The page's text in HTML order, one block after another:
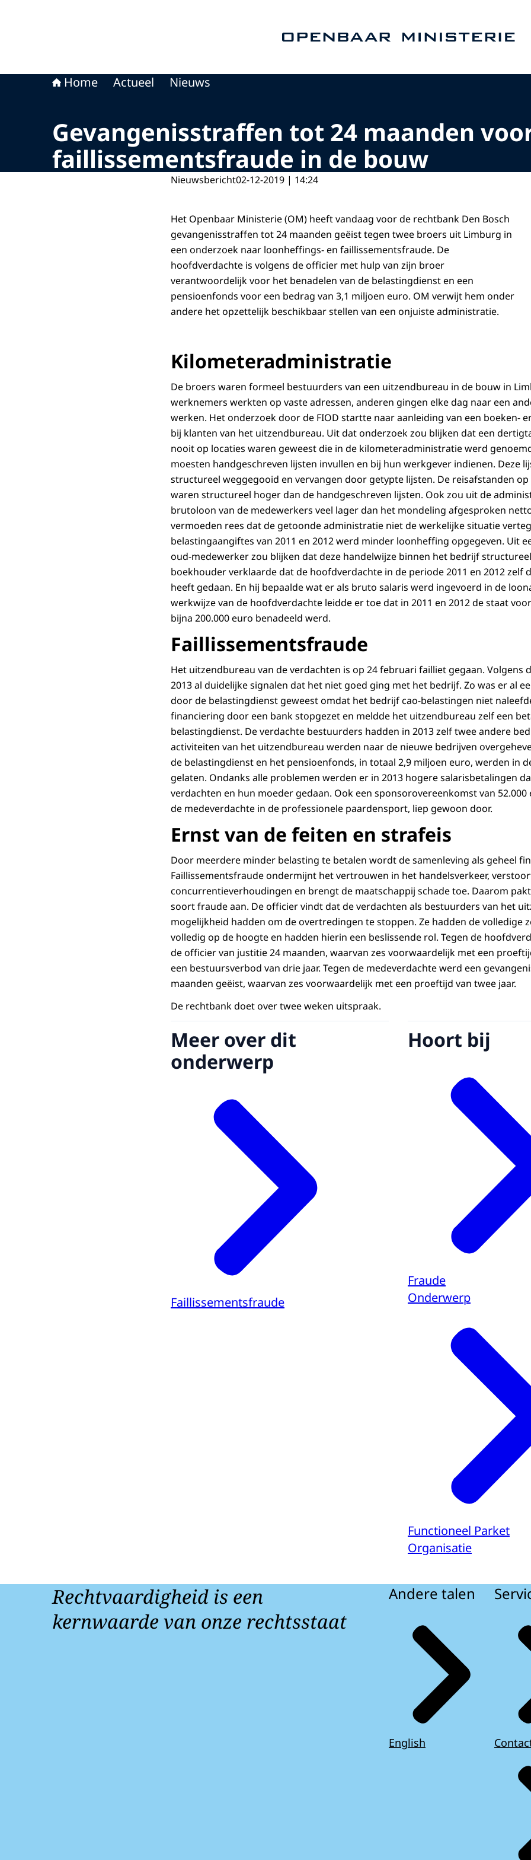
Home Actueel Nieuws
Gevangenisstraffen tot 24 maanden
faillissementsfraude in de bouw
Nieuwsbericht02-12-2019 | 14:24
Het Openbaar Ministerie (OM) heeft vandaag voor de rechtbank Den Bosch
gevangenisstraffen tot 24 maanden geëist tegen twee broers uit Limburg in
een onderzoek naar loonheffings- en faillissementsfraude. De
hoofdverdachte is volgens de officier met hulp van zijn broer
verantwoordelijk voor het benadelen van de belastingdienst en een
pensioenfonds voor een bedrag van 3,1 miljoen euro. OM verwijt hem onder
andere het opzettelijk beschikbaar stellen van een onjuiste administratie.
Kilometeradministratie
De broers waren formeel bestuurders van een uitzendbureau in de bouw in
werknemers werkten op vaste adressen, anderen gingen elke dag naar een
werken. Het onderzoek door de FIOD startte naar aanleiding van een boeken-
bij klanten van het uitzendbureau. Uit dat onderzoek zou blijken dat een
nooit op locaties waren geweest die in de kilometeradministratie werd
moesten handgeschreven lijsten invullen en bij hun werkgever indienen. Deze
structureel weggegooid en vervangen door getypte lijsten. De reisafstanden
waren structureel hoger dan de handgeschreven lijsten. Ook zou uit de
brutoloon van de medewerkers veel lager dan het mondeling afgesproken
vermoeden rees dat de getoonde administratie niet de werkelijke situatie
belastingaangiftes van 2011 en 2012 werd minder loonheffing opgegeven. Uit
oud-medewerker zou blijken dat deze handelwijze binnen het bedrijf
boekhouder verklaarde dat de hoofdverdachte in de periode 2011 en 2012 zelf
heeft gedaan. En hij bepaalde wat er als bruto salaris werd ingevoerd in de
werkwijze van de hoofdverdachte leidde er toe dat in 2011 en 2012 de staat
bijna 200.000 euro benadeeld werd.
Faillissementsfraude
Het uitzendbureau van de verdachten is op 24 februari failliet gegaan. Volgens
2013 al duidelijke signalen dat het niet goed ging met het bedrijf. Zo was er al
door de belastingdienst geweest omdat het bedrijf cao-belastingen niet
financiering door een bank stopgezet en meldde het uitzendbureau zelf een
belastingdienst. De verdachte bestuurders hadden in 2013 zelf twee andere
activiteiten van het uitzendbureau werden naar de nieuwe bedrijven
de belastingdienst en het pensioenfonds, in totaal 2,9 miljoen euro, werden in
gelaten. Ondanks alle problemen werden er in 2013 hogere salarisbetalingen
verdachten en hun moeder gedaan. Ook een sponsorovereenkomst van
de medeverdachte in de professionele paardensport, liep gewoon door.
Ernst van de feiten en strafeis
Door meerdere minder belasting te betalen wordt de samenleving als geheel
Faillissementsfraude ondermijnt het vertrouwen in het handelsverkeer,
concurrentieverhoudingen en brengt de maatschappij schade toe. Daarom
soort fraude aan. De officier vindt dat de verdachten als bestuurders van het
mogelijkheid hadden om de overtredingen te stoppen. Ze hadden de volledige
volledig op de hoogte en hadden hierin een beslissende rol. Tegen de
de officier van justitie 24 maanden, waarvan zes voorwaardelijk met een
een bestuursverbod van drie jaar. Tegen de medeverdachte werd een
maanden geëist, waarvan zes voorwaardelijk met een proeftijd van twee jaar.
De rechtbank doet over twee weken uitspraak.
Meer over dit
onderwerp
Faillissementsfraude
Hoort bij
Fraude
Onderwerp
Functioneel Parket
Organisatie
Rechtvaardigheid is een
kernwaarde van onze rechtsstaat
Andere talen
English